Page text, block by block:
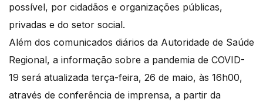
possível, por cidadãos e organizações públicas,
privadas e do setor social.
Além dos comunicados diários da Autoridade de Saúde
Regional, a informação sobre a pandemia de COVID-
19 será atualizada terça-feira, 26 de maio, às 16h00,
através de conferência de imprensa, a partir da